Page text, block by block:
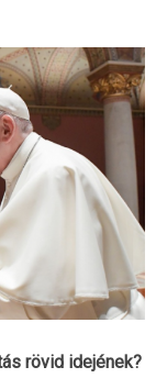
rövid idejének?